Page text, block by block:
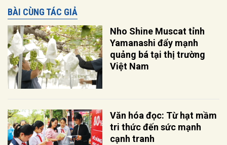
BÀI CÙNG TÁC GIẢ
Nho Shine Muscat tỉnh
Yamanashi đẩy mạnh
quảng bá tại thị trường
Việt Nam
Văn hóa đọc: Từ hạt mầm
tri thức đến sức mạnh
cạnh tranh